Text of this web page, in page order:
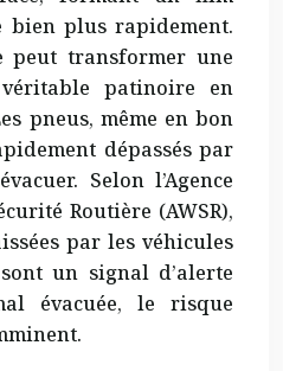
plus rapidement.
peut transformer une
patinoire en
pneus, même en bon
dépassés par
Selon l’Agence
Routière (AWSR),
par les véhicules
un signal d’alerte
évacuée, le risque